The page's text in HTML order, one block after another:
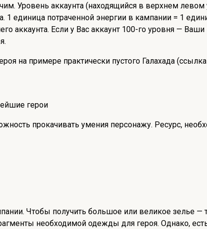
Уровень аккаунта (находящийся в верхнем
1 единица потраченной энергии в кампании = 1
аккаунта. Если у Вас аккаунт 100-го уровня —
на примере практически пустого Галахада
прокачивать умения персонажу. Ресурс,
Чтобы получить большое или великое зелье —
необходимой одежды для героя. Однако,